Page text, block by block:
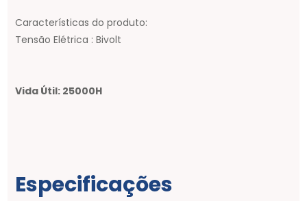
Características do produto:
Tensão Elétrica : Bivolt
Vida Útil: 25000H
Especificações